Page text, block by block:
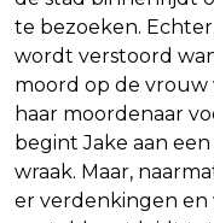
te bezoeken.
wordt verstoord
moord op de vrouw
haar moordenaar
begint Jake aan
wraak. Maar,
er verdenkingen